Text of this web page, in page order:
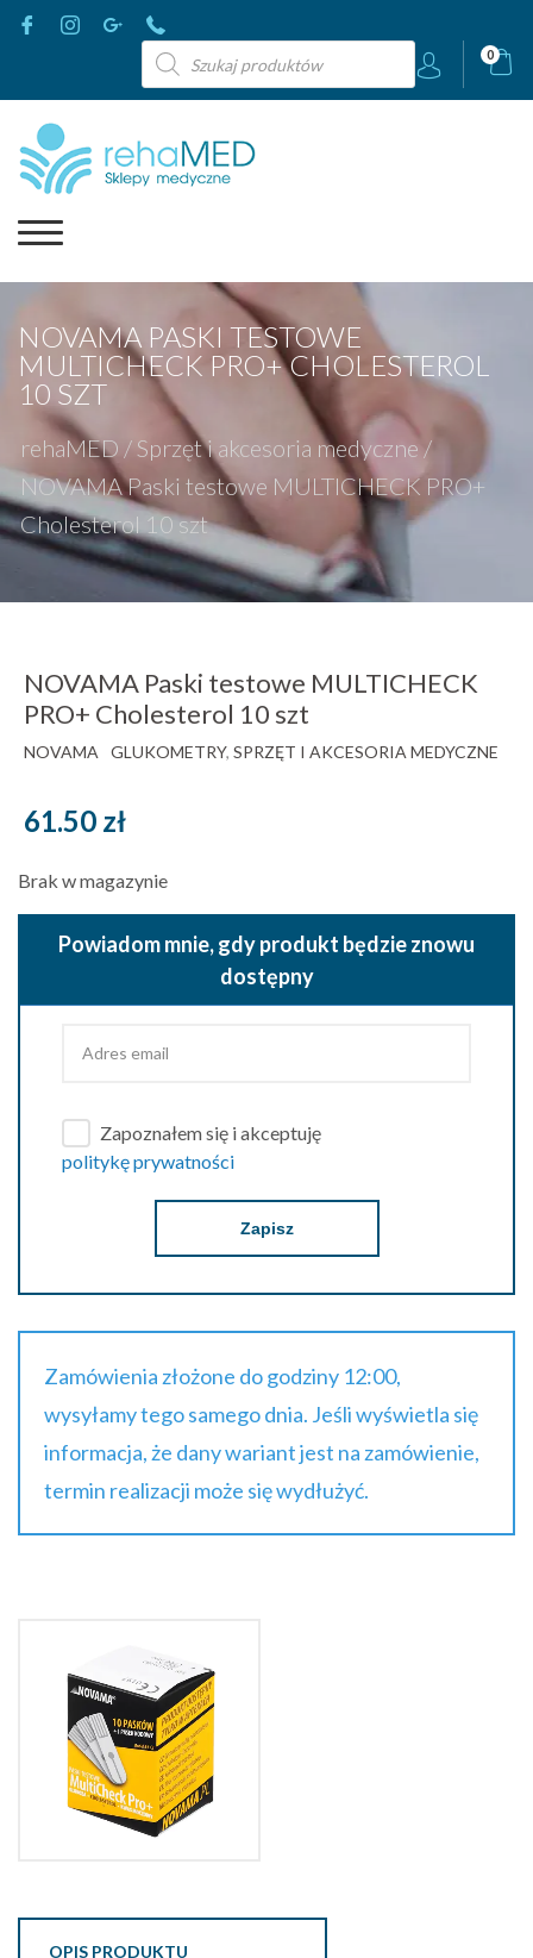
Wyszukiwarka
produktów
0
NOVAMA PASKI TESTOWE
MULTICHECK PRO+ CHOLESTEROL
10 SZT
rehaMED / Sprzęt i akcesoria medyczne /
NOVAMA Paski testowe MULTICHECK PRO+
Cholesterol 10 szt
NOVAMA Paski testowe MULTICHECK
PRO+ Cholesterol 10 szt
NOVAMA GLUKOMETRY, SPRZĘT I AKCESORIA MEDYCZNE
61.50 zł
Brak w magazynie
Powiadom mnie, gdy produkt będzie znowu
dostępny
Zapoznałem się i akceptuję
politykę prywatności
Zapisz
Zamówienia złożone do godziny 12:00,
wysyłamy tego samego dnia. Jeśli wyświetla się
informacja, że dany wariant jest na zamówienie,
termin realizacji może się wydłużyć.
OPIS PRODUKTU